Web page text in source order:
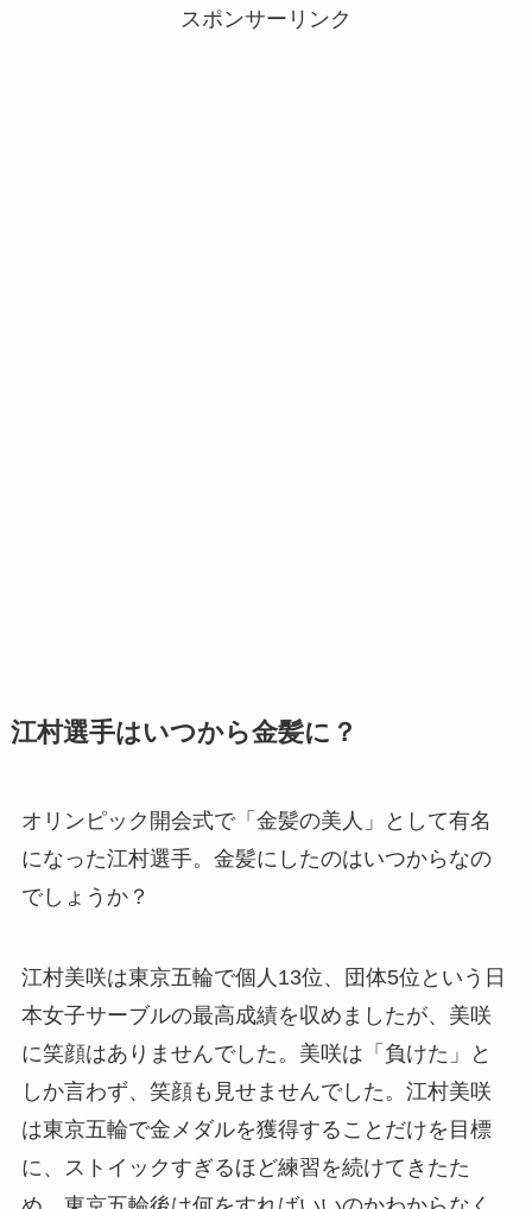
スポンサーリンク
江村選手はいつから金髪に？
オリンピック開会式で「金髪の美人」として有名
になった江村選手。金髪にしたのはいつからなの
でしょうか？
江村美咲は東京五輪で個人13位、団体5位という日
本女子サーブルの最高成績を収めましたが、美咲
に笑顔はありませんでした。美咲は「負けた」と
しか言わず、笑顔も見せませんでした。江村美咲
は東京五輪で金メダルを獲得することだけを目標
に、ストイックすぎるほど練習を続けてきたた